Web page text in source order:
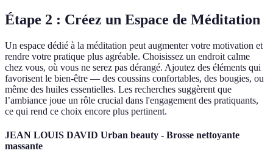
Étape 2 : Créez un Espace de Méditation
Un espace dédié à la méditation peut augmenter votre motivation et
rendre votre pratique plus agréable. Choisissez un endroit calme
chez vous, où vous ne serez pas dérangé. Ajoutez des éléments qui
favorisent le bien-être — des coussins confortables, des bougies, ou
même des huiles essentielles. Les recherches suggèrent que
l’ambiance joue un rôle crucial dans l'engagement des pratiquants,
ce qui rend ce choix encore plus pertinent.
JEAN LOUIS DAVID Urban beauty - Brosse nettoyante
massante